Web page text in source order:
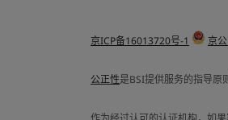
京ICP备16013720号-1 京
公正性是BSI提供服务的指导原